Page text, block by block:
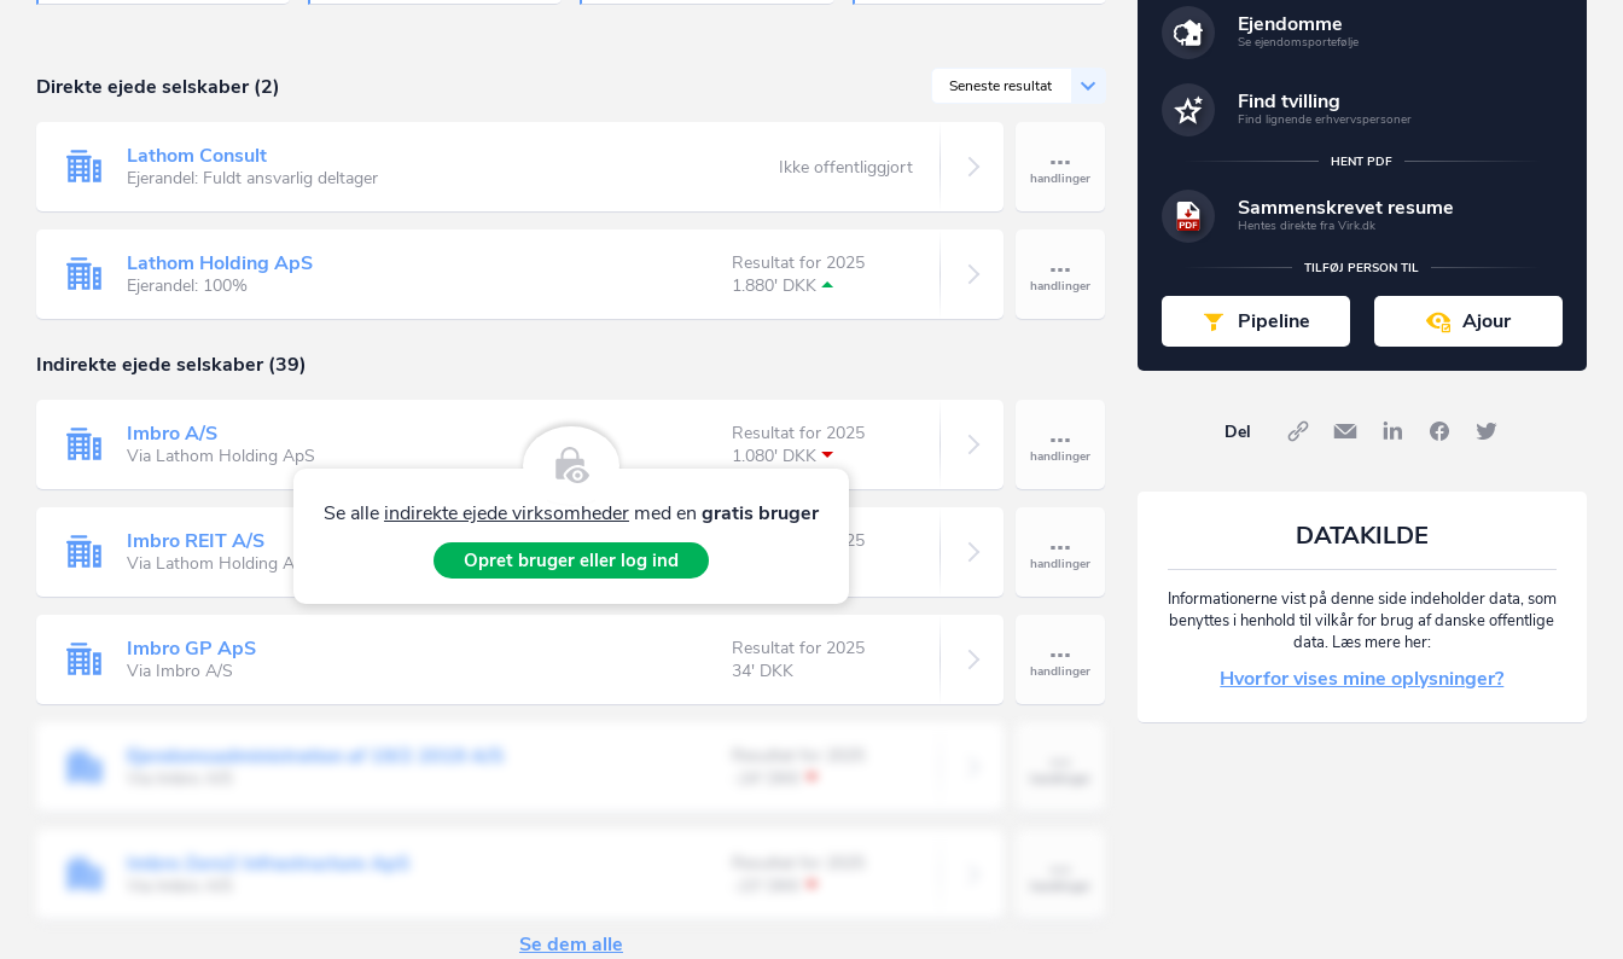
Seneste resultat
Direkte ejede selskaber (2)
Lathom Consult
Ejerandel: Fuldt ansvarlig deltager Ikke offentliggjort
Lathom Holding ApS
Ejerandel: 100%
Resultat for 2025
1.880' DKK
Indirekte ejede selskaber (39)
Imbro A/S
Via Lathom Holding ApS
Resultat for 2025
1.080' DKK
Imbro REIT A/S
Via Lathom Holding ApS
Resultat for 2025
Imbro GP ApS
Via Imbro A/S
Resultat for 2025
34' DKK
Ejendomsadministration af 19/2 2019 A/S
Imbro Zero2 Infrastructure ApS
Se alle indirekte ejede virksomhedermed en gratis bruger
Opret bruger eller log ind
Se dem alle
Ejendomme
Se ejendomsportefølje
Find tvilling
Find lignende erhvervspersoner
HENT PDF
Sammenskrevet resume
Hentes direkte fra Virk.dk
TILFØJ PERSON TIL
Pipeline Ajour
Del
DATAKILDE
Informationerne vist på denne side indeholder data, som
benyttes i henhold til vilkår for brug af danske offentlige
data. Læs mere her:
Hvorfor vises mine oplysninger?